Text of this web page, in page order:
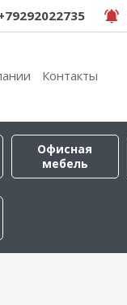
Контакты
Офисная
мебель